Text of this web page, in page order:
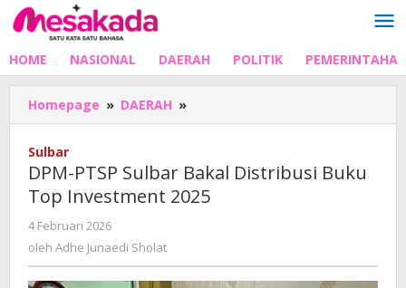
Lewati
ke
HOME NASIONAL DAERAH POLITIK
Homepage » DAERAH »
PTSP
Distribusi
Buku
Sulbar
DPM-PTSP Sulbar Bakal Distribusi Buku
Top Investment 2025
4 Februari 2026
Adhe
oleh Adhe Junaedi Sholat